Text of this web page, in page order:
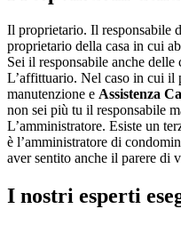
Il proprietario. Il responsabile
proprietario della casa in cui
Sei il responsabile anche delle
L’affittuario. Nel caso in cui il
manutenzione e Assistenza
non sei più tu il responsabile
L’amministratore. Esiste un
è l’amministratore di
aver sentito anche il parere di
I nostri esperti